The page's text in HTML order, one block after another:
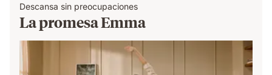
Descansa sin preocupaciones
La promesa Emma